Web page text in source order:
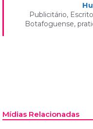
Publicitário,
Botafoguense,
Mídias Relacionadas